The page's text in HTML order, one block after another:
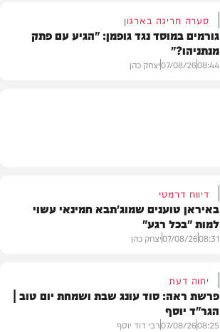
סערה חריגה בארגון
גורמים במוסד נגד גופמן: "הגיע עם פתק
מנתניהו?"
08:44
07/08/26יצחק כהן
דיווח דרמטי
באיראן טוענים שמוג'תבא חמינאי עשוי
למות "בכל רגע"
08:31
07/08/26יצחק כהן
יחוה דעת
פרשת ראה: סוד עונג שבת ושמחת יום טוב |
הגר"ד יוסף
08:25
07/08/26רבי דוד יוסף